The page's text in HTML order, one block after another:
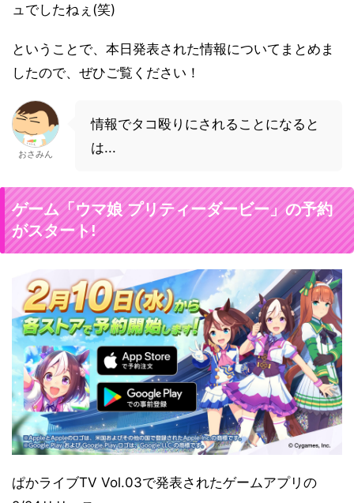
ュでしたねぇ(笑)
ということで、本日発表された情報についてまとめま
したので、ぜひご覧ください！
おさみん
情報でタコ殴りにされることになると
は...
ゲーム「ウマ娘 プリティーダービー」の予約
がスタート!
ぱかライブTV Vol.03で発表されたゲームアプリの